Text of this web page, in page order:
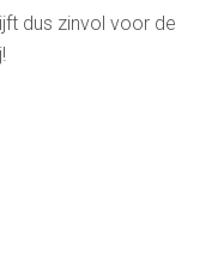
dus zinvol voor de